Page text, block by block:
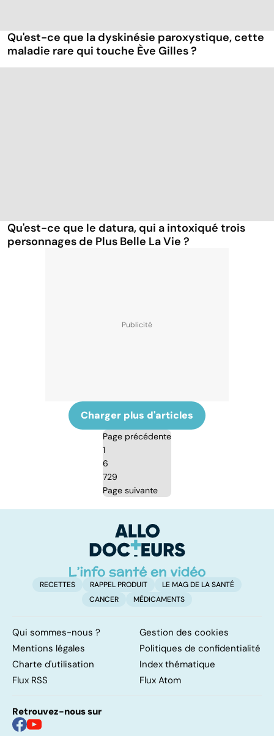
Qu'est-ce que la dyskinésie paroxystique, cette
maladie rare qui touche Ève Gilles ?
Qu'est-ce que le datura, qui a intoxiqué trois
personnages de Plus Belle La Vie ?
Charger plus d'articles
Page précédente
1
6
729
Page suivante
RECETTES RAPPEL PRODUIT
LE MAG DE LA SANTÉ
CANCER
MÉDICAMENTS
Qui sommes-nous ?
Gestion des cookies
Mentions légales
Politiques de confidentialité
Charte d'utilisation
Index thématique
Flux RSS
Flux Atom
Retrouvez-nous sur